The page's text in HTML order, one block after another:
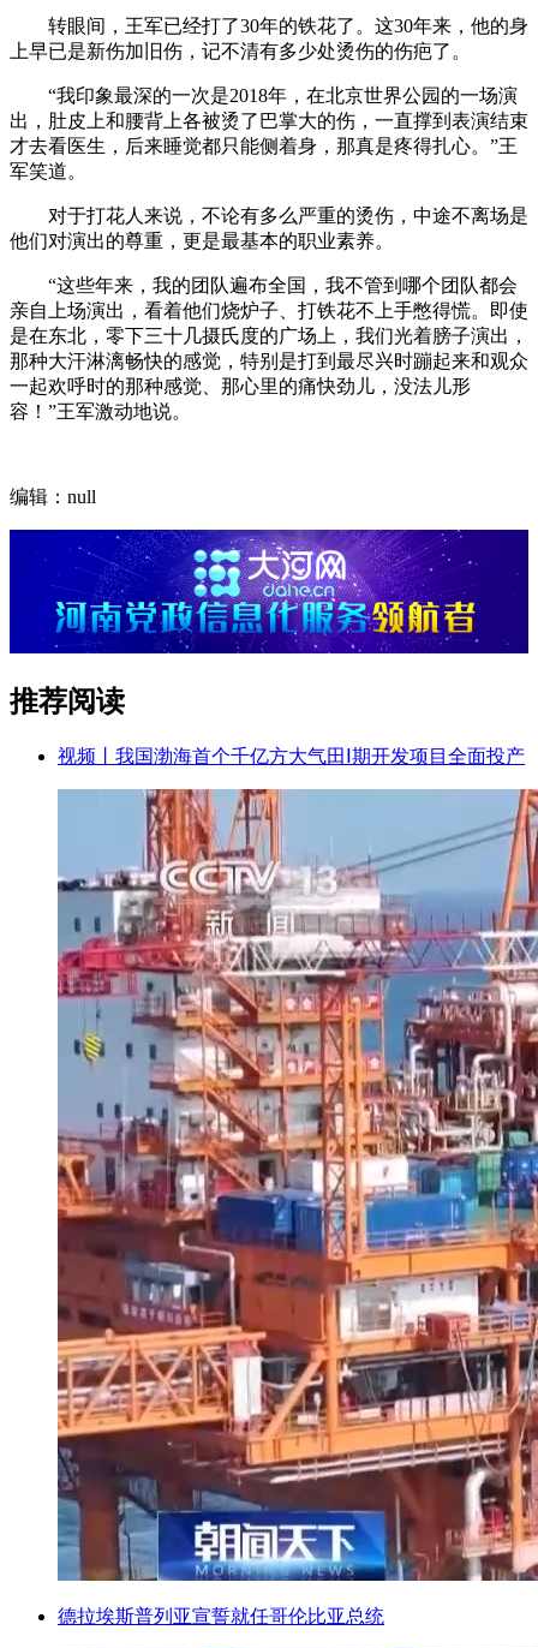
转眼间，王军已经打了30年的铁花了。这30年来，他的身
上早已是新伤加旧伤，记不清有多少处烫伤的伤疤了。
“我印象最深的一次是2018年，在北京世界公园的一场演
出，肚皮上和腰背上各被烫了巴掌大的伤，一直撑到表演结束
才去看医生，后来睡觉都只能侧着身，那真是疼得扎心。”王
军笑道。
对于打花人来说，不论有多么严重的烫伤，中途不离场是
他们对演出的尊重，更是最基本的职业素养。
“这些年来，我的团队遍布全国，我不管到哪个团队都会
亲自上场演出，看着他们烧炉子、打铁花不上手憋得慌。即使
是在东北，零下三十几摄氏度的广场上，我们光着膀子演出，
那种大汗淋漓畅快的感觉，特别是打到最尽兴时蹦起来和观众
一起欢呼时的那种感觉、那心里的痛快劲儿，没法儿形
容！”王军激动地说。
编辑：null
推荐阅读
视频丨我国渤海首个千亿方大气田Ⅰ期开发项目全面投产
德拉埃斯普列亚宣誓就任哥伦比亚总统